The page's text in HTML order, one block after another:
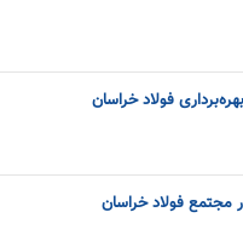
فولاد خراسان
مجتمع فولاد خراسان